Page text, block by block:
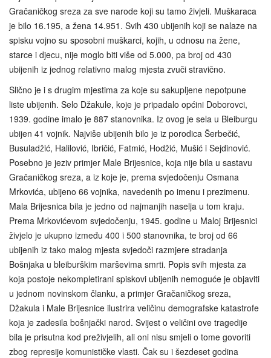
Gračaničkog sreza za sve narode koji su tamo živjeli. Muškaraca
je bilo 16.195, a žena 14.951. Svih 430 ubijenih koji se nalaze na
spisku vojno su sposobni muškarci, kojih, u odnosu na žene,
starce i djecu, nije moglo biti više od 5.000, pa broj od 430
ubijenih iz jednog relativno malog mjesta zvuči stravično.
Slično je i s drugim mjestima za koje su sakupljene nepotpune
liste ubijenih. Selo Džakule, koje je pripadalo općini Doborovci,
1939. godine imalo je 887 stanovnika. Iz ovog je sela u Bleiburgu
ubijen 41 vojnik. Najviše ubijenih bilo je iz porodica Šerbečić,
Busuladžić, Halilović, Ibričić, Fatmić, Hodžić, Mušić i Sejdinović.
Posebno je jeziv primjer Male Brijesnice, koja nije bila u sastavu
Gračaničkog sreza, a iz koje je, prema svjedočenju Osmana
Mrkovića, ubijeno 66 vojnika, navedenih po imenu i prezimenu.
Mala Brijesnica bila je jedno od najmanjih naselja u tom kraju.
Prema Mrkovićevom svjedočenju, 1945. godine u Maloj Brijesnici
živjelo je ukupno između 400 i 500 stanovnika, te broj od 66
ubijenih iz tako malog mjesta svjedoči razmjere stradanja
Bošnjaka u bleiburškim marševima smrti. Popis svih mjesta za
koja postoje nekompletirani spiskovi ubijenih nemoguće je objaviti
u jednom novinskom članku, a primjer Gračaničkog sreza,
Džakula i Male Brijesnice ilustrira veličinu demografske katastrofe
koja je zadesila bošnjački narod. Svijest o veličini ove tragedije
bila je prisutna kod preživjelih, ali oni nisu smjeli o tome govoriti
zbog represije komunističke vlasti. Čak su i šezdeset godina